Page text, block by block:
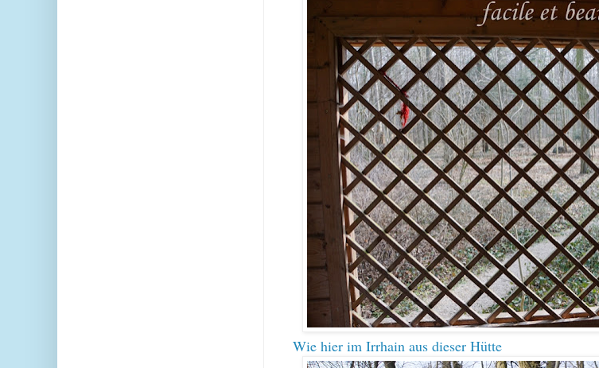
Wie hier im Irrhain aus dieser Hütte